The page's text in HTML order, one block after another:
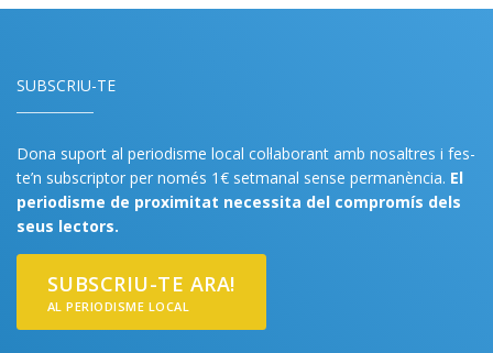
SUBSCRIU-TE
Dona suport al periodisme local col·laborant amb nosaltres i fes-
te’n subscriptor per només 1€ setmanal sense permanència. El
periodisme de proximitat necessita del compromís dels
seus lectors.
SUBSCRIU-TE ARA!
AL PERIODISME LOCAL